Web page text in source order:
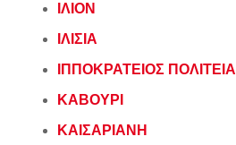
ΙΛΙΟΝ
ΙΛΙΣΙΑ
ΙΠΠΟΚΡΑΤΕΙΟΣ ΠΟΛΙΤΕΙΑ
ΚΑΒΟΥΡΙ
ΚΑΙΣΑΡΙΑΝΗ